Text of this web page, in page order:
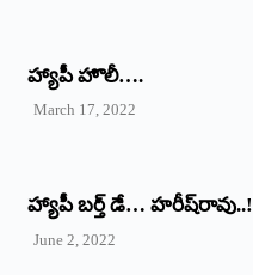
హ్యాపీ హొలీ….
March 17, 2022
హ్యాపీ బర్త్ ‌డే… హరీష్‌రావు..!
June 2, 2022